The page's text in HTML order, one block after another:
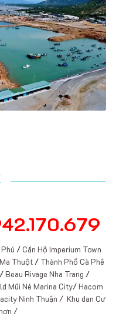
/Căn Hộ Imperium Town
Thuột/ Thành Phố Cà Phê
/Beau Rivage Nha Trang /
Mũi Né Marina City/Hacom
Ninh Thuận / Khu dan Cư
/